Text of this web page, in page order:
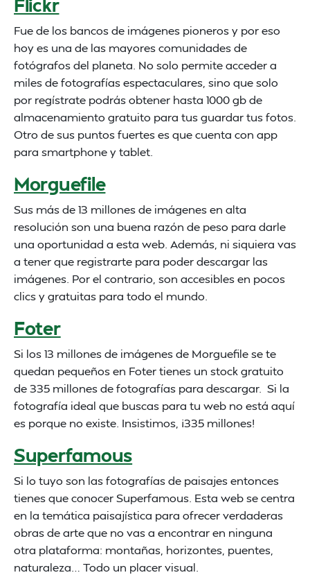
Fue de los bancos de imágenes pioneros y por eso
hoy es una de las mayores comunidades de
fotógrafos del planeta. No solo permite acceder a
miles de fotografías espectaculares, sino que solo
por regístrate podrás obtener hasta 1000 gb de
almacenamiento gratuito para tus guardar tus fotos.
Otro de sus puntos fuertes es que cuenta con app
para smartphone y tablet.
Morguefile
Sus más de 13 millones de imágenes en alta
resolución son una buena razón de peso para darle
una oportunidad a esta web. Además, ni siquiera vas
a tener que registrarte para poder descargar las
imágenes. Por el contrario, son accesibles en pocos
clics y gratuitas para todo el mundo.
Foter
Si los 13 millones de imágenes de Morguefile se te
quedan pequeños en Foter tienes un stock gratuito
de 335 millones de fotografías para descargar. Si la
fotografía ideal que buscas para tu web no está aquí
es porque no existe. Insistimos, ¡335 millones!
Superfamous
Si lo tuyo son las fotografías de paisajes entonces
tienes que conocer Superfamous. Esta web se centra
en la temática paisajística para ofrecer verdaderas
obras de arte que no vas a encontrar en ninguna
otra plataforma: montañas, horizontes, puentes,
naturaleza… Todo un placer visual.